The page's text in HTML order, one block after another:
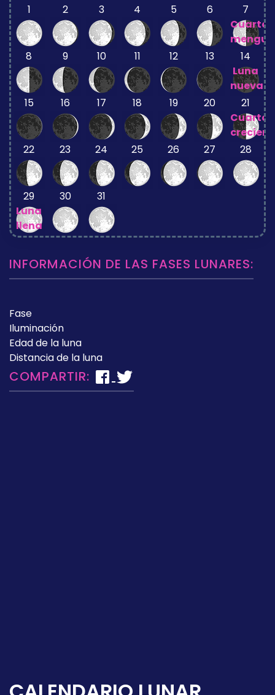
1 2 3 4 5 6
7
Cuarto
8
9 10 11 12 13
14
Luna
nueva
15
16 17 18 19 20
21
Cuarto
22
23 24 25 26 27 28
29
Luna
llena
30 31
INFORMACIÓN DE LAS FASES LUNARES:
Fase
Iluminación
Edad de la luna
Distancia de la luna
COMPARTIR: